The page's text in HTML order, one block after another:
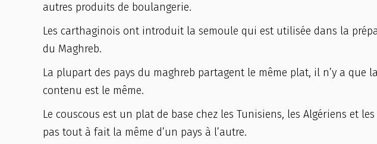
autres produits de boulangerie.
Les carthaginois ont introduit la semoule qui est utilisée dans la
du Maghreb.
La plupart des pays du maghreb partagent le même plat, il n’y a que
contenu est le même.
Le couscous est un plat de base chez les Tunisiens, les Algériens et
pas tout à fait la même d’un pays à l’autre.